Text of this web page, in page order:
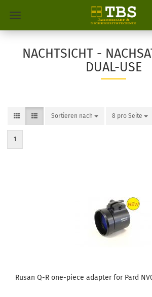
NACHTSICHT -
DUAL-USE
Sortieren nach 8 pro Seite
1
Rusan Q-R one-piece adapter for Pard